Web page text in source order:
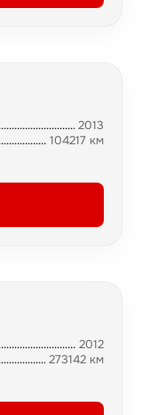
2013
104217 км
2012
273142 км